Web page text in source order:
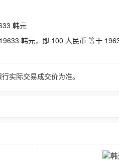
韩元
韩元，即 100 人民币 等于
实际交易成交价为准。